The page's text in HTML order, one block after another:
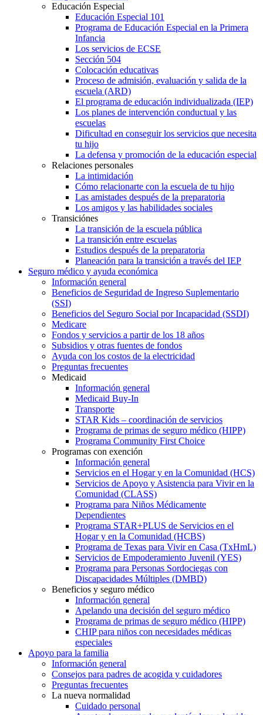
Educación Especial
Educación Especial 101
Programa de Educación Especial en la Primera
Infancia
Los servicios de ECSE
Sección 504
Colocación educativas
Proceso de admisión, evaluación y salida de la
escuela (ARD)
El programa de educación individualizada (IEP)
Los planes de intervención conductual y las
escuelas
Dificultad en conseguir los servicios que necesita
tu hijo
La defensa y promoción de la educación especial
Relaciones personales
La intimidación
Cómo relacionarte con la escuela de tu hijo
Las amistades después de la preparatoria
Los amigos y las habilidades sociales
Transiciónes
La transición de la escuela pública
La transición entre escuelas
Estudios después de la preparatoria
Planeación para la transición a través del IEP
Seguro médico y ayuda económica
Información general
Beneficios de Seguridad de Ingreso Suplementario
(SSI)
Beneficios del Seguro Social por Incapacidad (SSDI)
Medicare
Fondos y servicios a partir de los 18 años
Subsidios y otras fuentes de fondos
Ayuda con los costos de la electricidad
Preguntas frecuentes
Medicaid
Información general
Medicaid Buy-In
Transporte
STAR Kids – coordinación de servicios
Programa de primas de seguro médico (HIPP)
Programa Community First Choice
Programas con exención
Información general
Servicios en el Hogar y en la Comunidad (HCS)
Servicios de Apoyo y Asistencia para Vivir en la
Comunidad (CLASS)
Programa para Niños Médicamente
Dependientes
Programa STAR+PLUS de Servicios en el
Hogar y en la Comunidad (HCBS)
Programa de Texas para Vivir en Casa (TxHmL)
Servicios de Empoderamiento Juvenil (YES)
Programa para Personas Sordociegas con
Discapacidades Múltiples (DMBD)
Beneficios y seguro médico
Información general
Apelando una decisión del seguro médico
Programa de primas de seguro médico (HIPP)
CHIP para niños con necesidades médicas
especiales
Apoyo para la familia
Información general
Consejos para padres de acogida y cuidadores
Preguntas frecuentes
La nueva normalidad
Cuidado personal